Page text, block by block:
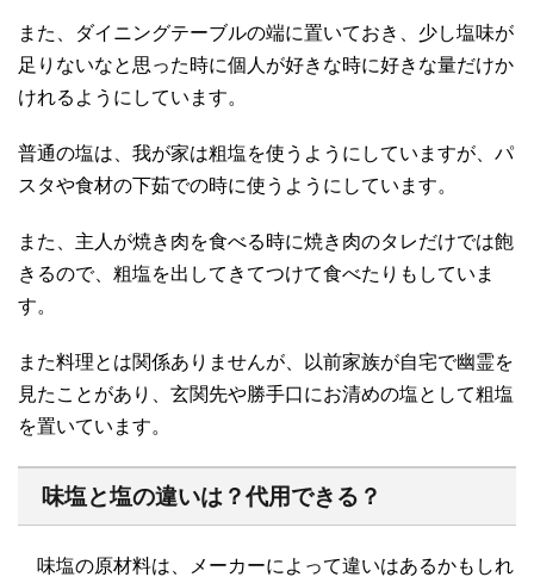
また、ダイニングテーブルの端に置いておき、少し塩味が
足りないなと思った時に個人が好きな時に好きな量だけか
けれるようにしています。
普通の塩は、我が家は粗塩を使うようにしていますが、パ
スタや食材の下茹での時に使うようにしています。
また、主人が焼き肉を食べる時に焼き肉のタレだけでは飽
きるので、粗塩を出してきてつけて食べたりもしていま
す。
また料理とは関係ありませんが、以前家族が自宅で幽霊を
見たことがあり、玄関先や勝手口にお清めの塩として粗塩
を置いています。
味塩と塩の違いは？代用できる？
味塩の原材料は、メーカーによって違いはあるかもしれ